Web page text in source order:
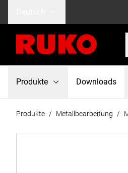
Produkte Downloads
Produkte / Metallbearbeitung /